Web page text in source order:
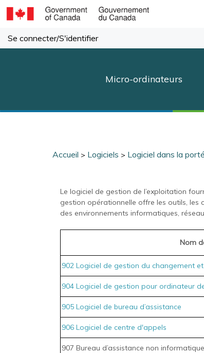
Passer
Se connecter/S'identifier
Micro-ordinateurs
Accueil > Logiciels > Logiciel dans la
Le logiciel de gestion de l’exploitation
gestion opérationnelle offre les outils, les
des environnements informatiques,
Nom
902 Logiciel de gestion du changement
904 Logiciel de gestion pour ordinateur
905 Logiciel de bureau d’assistance
906 Logiciel de centre d'appels
907 Bureau d’assistance non informatique